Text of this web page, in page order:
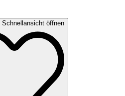
öffnen